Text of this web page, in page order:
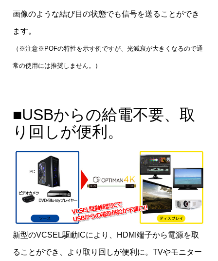
画像のような結び目の状態でも信号を送ることができ
ます。
（※注意※POFの特性を示す例ですが、光減衰が大きくなるので通
常の使用には推奨しません。）
■USBからの給電不要、取
り回しが便利。
新型のVCSEL駆動ICにより、HDMI端子から電源を取
ることができ、より取り回しが便利に。TVやモニター